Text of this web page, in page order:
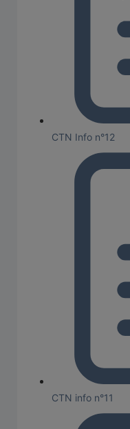
CTN Info n°12
CTN info n°11